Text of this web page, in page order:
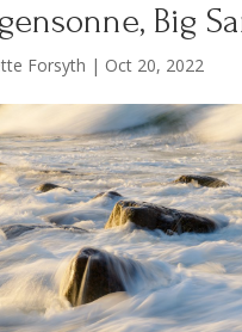
Big
Forsyth | Oct 20, 2022